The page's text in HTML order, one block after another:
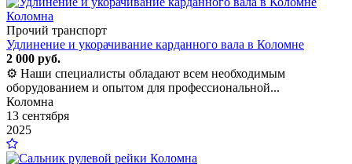
Прочий транспорт
Удлинение и укорачивание карданного вала в Коломне
2 000 руб.
⚙ Наши специалисты обладают всем необходимым
оборудованием и опытом для профессиональной...
Коломна
13 сентября
2025